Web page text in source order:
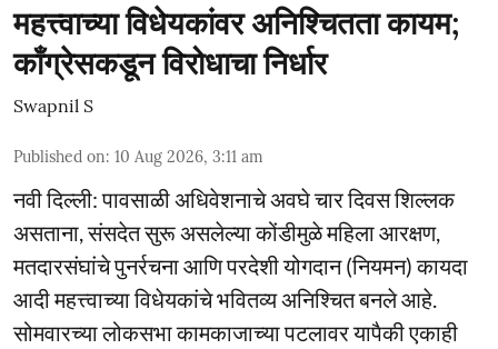
महत्त्वाच्या विधेयकांवर अनिश्चितता कायम;
काँग्रेसकडून विरोधाचा निर्धार
Swapnil S
Published on: 10 Aug 2026, 3:11 am
नवी दिल्ली: पावसाळी अधिवेशनाचे अवघे चार दिवस शिल्लक
असताना, संसदेत सुरू असलेल्या कोंडीमुळे महिला आरक्षण,
मतदारसंघांचे पुनर्रचना आणि परदेशी योगदान (नियमन) कायदा
आदी महत्त्वाच्या विधेयकांचे भवितव्य अनिश्चित बनले आहे.
सोमवारच्या लोकसभा कामकाजाच्या पटलावर यापैकी एकाही